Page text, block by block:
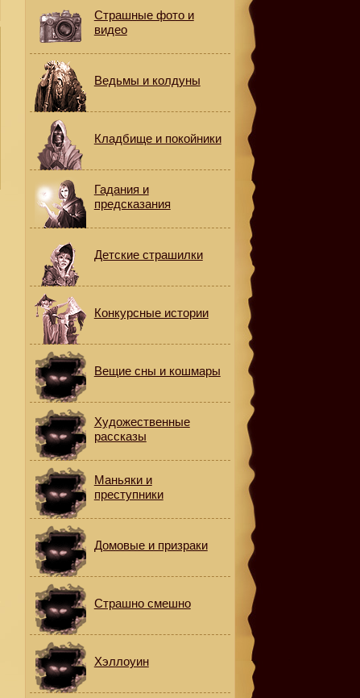
Страшные фото и
видео
Ведьмы и колдуны
Кладбище и покойники
Гадания и
предсказания
Детские страшилки
Конкурсные истории
Вещие сны и кошмары
Художественные
рассказы
Маньяки и
преступники
Домовые и призраки
Страшно смешно
Хэллоуин